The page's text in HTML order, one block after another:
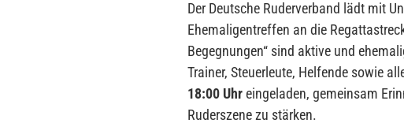
Der Deutsche Ruderverband lädt mit
Ehemaligentreffen an die
Begegnungen“ sind aktive und
Trainer, Steuerleute, Helfende sowie
18:00 Uhreingeladen, gemeinsam
Ruderszene zu stärken.